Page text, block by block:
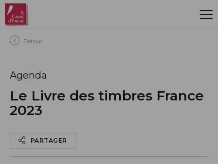
Aller au contenu principal
Retour
Agenda
Le Livre des timbres France
2023
PARTAGER